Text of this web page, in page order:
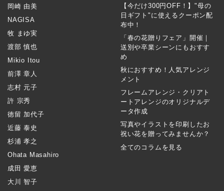
岡崎 由美
NAGISA
牧 まゆ実
渡部 慎也
Mikio Itou
前澤 章人
志村 元子
許 宗秀
徳留 加代子
近藤 泰史
杉浦 孝之
Ohata Masahiro
成田 愛恵
大川 智子
【今だけ300円OFF！】"母の
日ギフト"に使えるクーポン配
布中！
「春の花贈りフェア」開催｜
送別や卒業シーンにもおすす
め
秋におすすめ！人気アレンジ
メント
フレームアレンジ・クリアト
ートアレンジのオリジナルデ
ータ作成
写真やイラストを印刷したお
祝い花を贈ってみませんか？
全てのコラムを見る